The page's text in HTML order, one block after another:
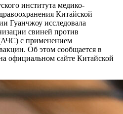
института медико-
Китайской
Гуанчжоу исследовала
свиней против
с применением
Об этом сообщается в
официальном сайте Китайской